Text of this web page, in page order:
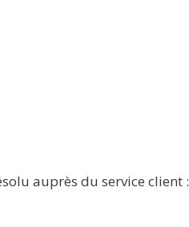
auprès du service client :